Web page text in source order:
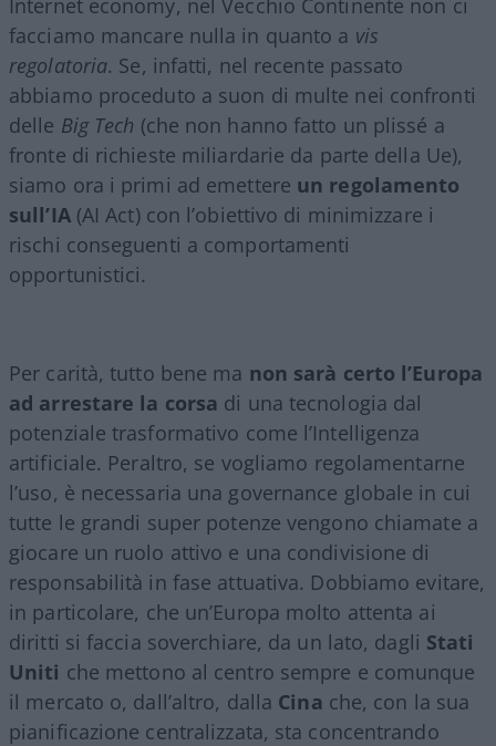
facciamo mancare nulla in quanto a vis
regolatoria. Se, infatti, nel recente passato
abbiamo proceduto a suon di multe nei confronti
delle Big Tech (che non hanno fatto un plissé a
fronte di richieste miliardarie da parte della Ue),
siamo ora i primi ad emettere un regolamento
sull’IA(AI Act) con l’obiettivo di minimizzare i
rischi conseguenti a comportamenti
opportunistici.
Per carità, tutto bene ma non sarà certo l’Europa
ad arrestare la corsa di una tecnologia dal
potenziale trasformativo come l’Intelligenza
artificiale. Peraltro, se vogliamo regolamentarne
l’uso, è necessaria una governance globale in cui
tutte le grandi super potenze vengono chiamate a
giocare un ruolo attivo e una condivisione di
responsabilità in fase attuativa. Dobbiamo evitare,
in particolare, che un’Europa molto attenta ai
diritti si faccia soverchiare, da un lato, dagli Stati
Uniti che mettono al centro sempre e comunque
il mercato o, dall’altro, dalla Cina che, con la sua
pianificazione centralizzata, sta concentrando